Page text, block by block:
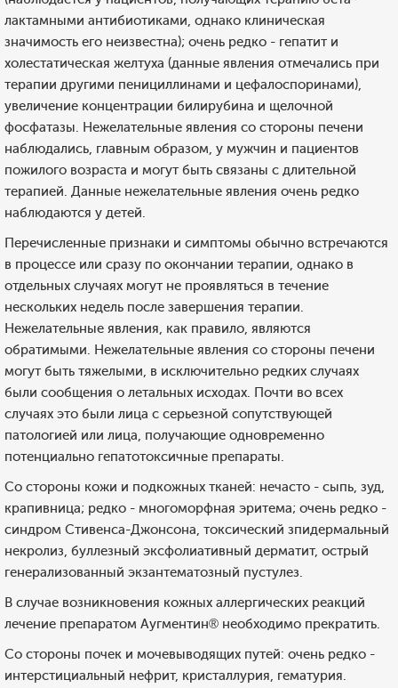
лактамными антибиотиками, однако клиническая
значимость его неизвестна); очень редко - гепатит и
холестатическая желтуха (данные явления отмечались при
терапии другими пенициллинами и цефалоспоринами),
увеличение концентрации билирубина и щелочной
фосфатазы. Нежелательные явления со стороны печени
наблюдались, главным образом, у мужчин и пациентов
пожилого возраста и могут быть связаны с длительной
терапией. Данные нежелательные явления очень редко
наблюдаются у детей.
Перечисленные признаки и симптомы обычно встречаются
в процессе или сразу по окончании терапии, однако в
отдельных случаях могут не проявляться в течение
нескольких недель после завершения терапии.
Нежелательные явления, как правило, являются
обратимыми. Нежелательные явления со стороны печени
могут быть тяжелыми, в исключительно редких случаях
были сообщения о летальных исходах. Почти во всех
случаях это были лица с серьезной сопутствующей
патологией или лица, получающие одновременно
потенциально гепатотоксичные препараты.
Со стороны кожи и подкожных тканей: нечасто - сыпь, зуд,
крапивница; редко - многоморфная эритема; очень редко -
синдром Стивенса-Джонсона, токсический зпидермальный
некролиз, буллезный эксфолиативный дерматит, острый
генерализованный экзантематозный пустулез.
В случае возникновения кожных аллергических реакций
лечение препаратом Аугментин® необходимо прекратить.
Со стороны почек и мочевыводящих путей: очень редко -
интерстициальный нефрит, кристаллурия, гематурия.